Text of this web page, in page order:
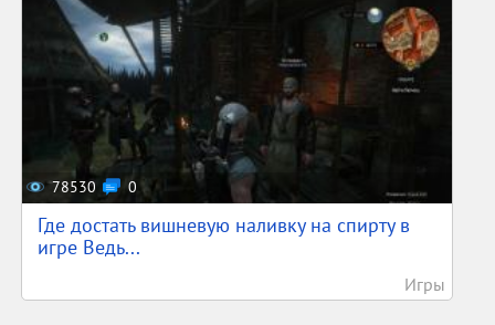
78530 0
Где достать вишневую наливку на спирту в
игре Ведь...
Игры